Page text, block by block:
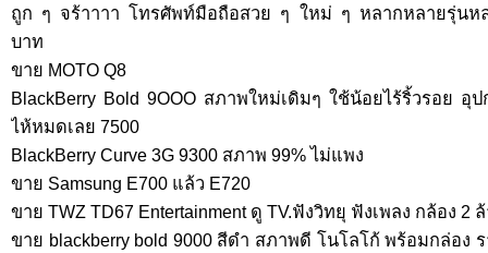
ถูก ๆ จร้าาาา โทรศัพท์มือถือสวย ๆ ใหม่ ๆ หลากหลายรุ่นหล
บาท
ขาย MOTO Q8
BlackBerry Bold 9OOO สภาพใหม่เดิมๆ ใช้น้อยไร้ริ้วรอย
ไห้หมดเลย 7500
BlackBerry Curve 3G 9300 สภาพ 99% ไม่แพง
ขาย Samsung E700 แล้ว E720
ขาย TWZ TD67 Entertainment ดู TV.ฟังวิทยุ ฟังเพลง กล้อง 2
ขาย blackberry bold 9000 สีดำ สภาพดี โนโลโก้ พร้อมกล่อง